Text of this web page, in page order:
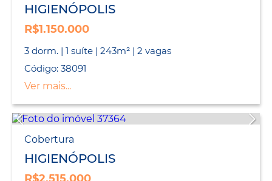
HIGIENÓPOLIS
R$1.150.000
3 dorm. | 1 suíte | 243m² | 2 vagas
Código: 38091
Ver mais...
Cobertura
HIGIENÓPOLIS